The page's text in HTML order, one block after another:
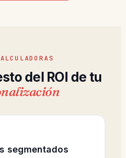
del ROI de tu
segmentados